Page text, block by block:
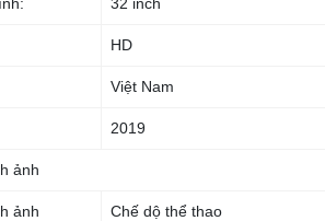
HD
Việt Nam
2019
ảnh
ảnh Chế dộ thể thao